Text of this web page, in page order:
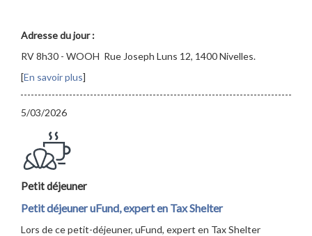
Adresse du jour :
RV 8h30 - WOOH Rue Joseph Luns 12, 1400 Nivelles.
[En savoir plus]
5/03/2026
Petit déjeuner
Petit déjeuner uFund, expert en Tax Shelter
Lors de ce petit-déjeuner, uFund, expert en Tax Shelter